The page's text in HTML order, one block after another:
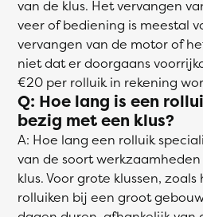
van de klus. Het vervangen
veer of bediening is meestal
vervangen van de motor of
niet dat er doorgaans
€20 per rolluik in rekening
Q: Hoe lang is een
bezig met een klus?
A: Hoe lang een rolluik
van de soort
klus. Voor grote klussen,
rolluiken bij een groot